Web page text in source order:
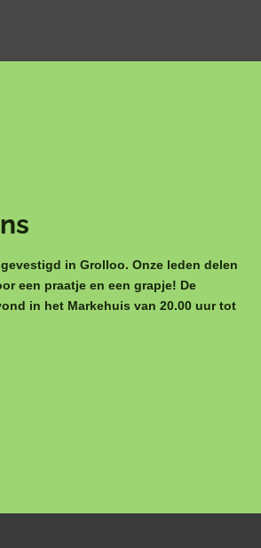
in Grolloo. Onze leden delen
een praatje en een grapje! De
in het Markehuis van 20.00 uur tot